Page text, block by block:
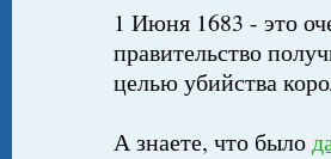
1 Июня 1683 - это
правительство
целью убийства
А знаете, что было